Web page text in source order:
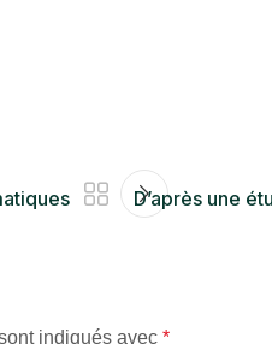
D’après une
indiqués avec *